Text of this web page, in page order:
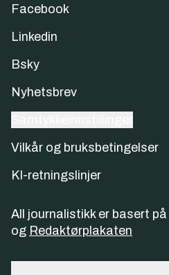
Facebook
Linkedin
Bsky
Nyhetsbrev
Vilkår og bruksbetingelser
KI-retningslinjer
All journalistikk er basert på
og Redaktørplakaten